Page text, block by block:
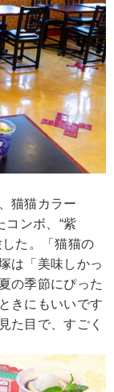
猫猫カラー
コンボ、“紫
た。「猫猫の
は「美味しかっ
の季節にぴった
きにもいいです
た目で、すごく